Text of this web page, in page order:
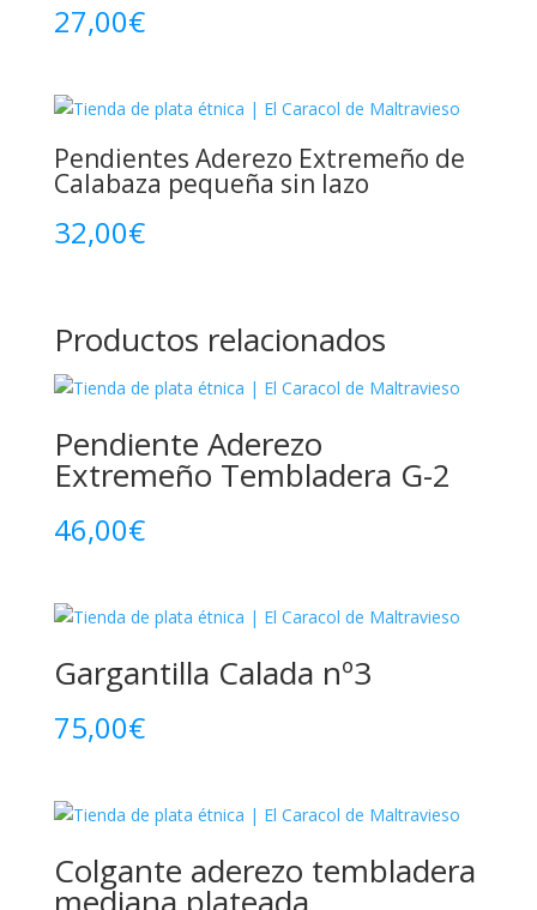
27,00€
Pendientes Aderezo Extremeño de
Calabaza pequeña sin lazo
32,00€
Productos relacionados
Pendiente Aderezo
Extremeño Tembladera G-2
46,00€
Gargantilla Calada nº3
75,00€
Colgante aderezo tembladera